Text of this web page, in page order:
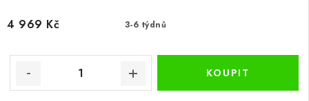
3-6 týdnů
4 969 Kč